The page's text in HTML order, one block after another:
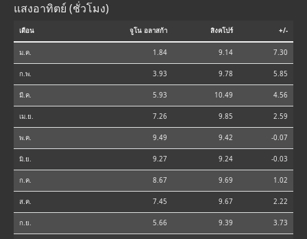
แสงอาทิตย์ (ชั่วโมง)
เดือน จูโน อลาสก้า สิงคโปร์ +/-
ม.ค. 1.84 9.14 7.30
ก.พ. 3.93 9.78 5.85
มี.ค. 5.93 10.49 4.56
เม.ย. 7.26 9.85 2.59
พ.ค. 9.49 9.42 -0.07
มิ.ย. 9.27 9.24 -0.03
ก.ค. 8.67 9.69 1.02
ส.ค. 7.45 9.67 2.22
ก.ย. 5.66 9.39 3.73